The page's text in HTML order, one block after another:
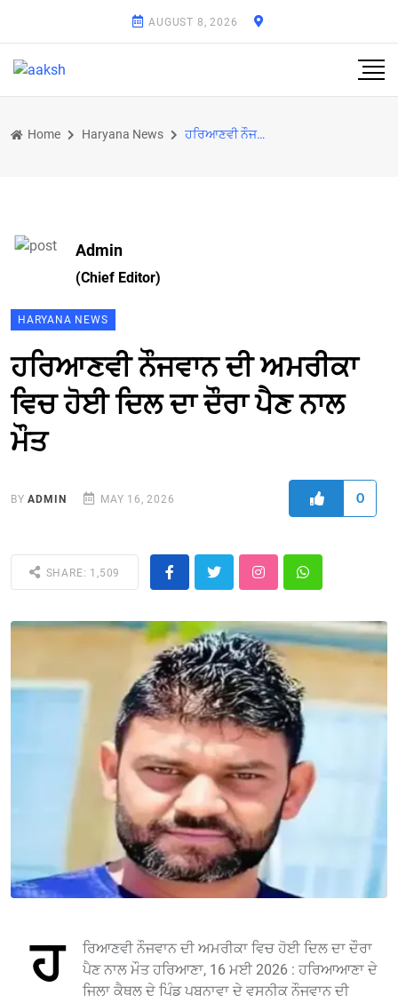
AUGUST 8, 2026
Home Haryana News ਹਰਿਆਣਵੀ ਨੌਜਵਾਨ ਦੀ ਅਮਰੀਕਾ ਵਿਚ ਹੋਈ ਦਿਲ ਦਾ ਦੌਰਾ ਪੈਣ ਨਾਲ ਮੌਤ
Admin
(Chief Editor)
HARYANA NEWS
ਹਰਿਆਣਵੀ ਨੌਜਵਾਨ ਦੀ ਅਮਰੀਕਾ
ਵਿਚ ਹੋਈ ਦਿਲ ਦਾ ਦੌਰਾ ਪੈਣ ਨਾਲ
ਮੌਤ
BYADMIN MAY 16, 2026 0
SHARE: 1,509
ਹ
ਰਿਆਣਵੀ ਨੌਜਵਾਨ ਦੀ ਅਮਰੀਕਾ ਵਿਚ ਹੋਈ ਦਿਲ ਦਾ ਦੌਰਾ
ਪੈਣ ਨਾਲ ਮੌਤ ਹਰਿਆਣਾ, 16 ਮਈ 2026 : ਹਰਿਆਆਣਾ ਦੇ
ਜਿਲਾ ਕੈਥਲ ਦੇ ਪਿੰਡ ਪਬਨਾਵਾ ਦੇ ਵਸਨੀਕ ਨੌਜਵਾਨ ਦੀ